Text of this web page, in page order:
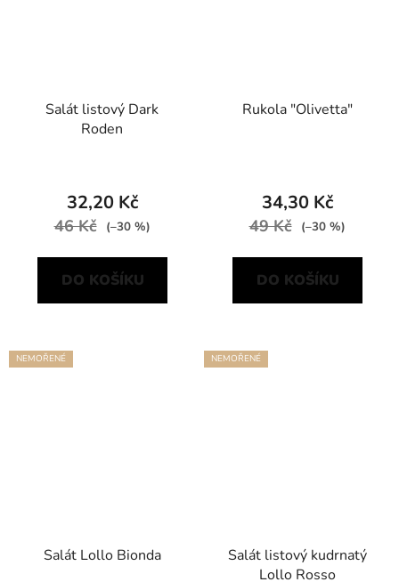
Salát listový Dark
Roden
32,20 Kč
46 Kč (–30 %)
DO KOŠÍKU
Rukola "Olivetta"
34,30 Kč
49 Kč (–30 %)
DO KOŠÍKU
NEMOŘENÉ
Salát Lollo Bionda
NEMOŘENÉ
Salát listový kudrnatý
Lollo Rosso